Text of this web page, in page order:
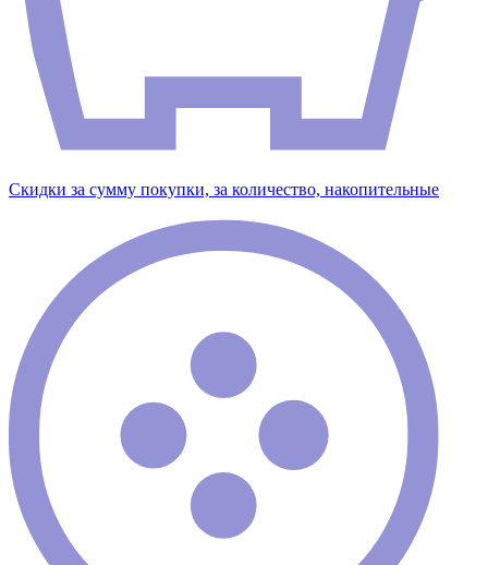
Скидки за сумму покупки, за количество, накопительные